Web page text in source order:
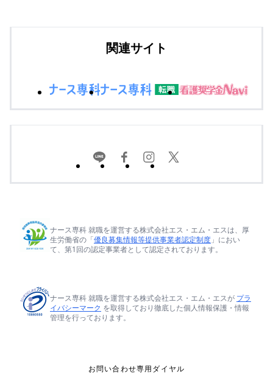
関連サイト
ナース専科 就職を運営する株式会社エス・エム・エスは、厚
生労働省の「優良募集情報等提供事業者認定制度 」におい
て、第1回の認定事業者として認定されております。
ナース専科 就職を運営する株式会社エス・エム・エスが プラ
イバシーマーク を取得しており徹底した個人情報保護・情報
管理を行っております。
お問い合わせ専用ダイヤル